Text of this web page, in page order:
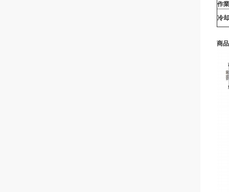
作
冷
商